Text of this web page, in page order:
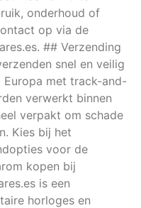
onderhoud of
op via de
## Verzending
snel en veilig
Europa met track-and-
verwerkt binnen
verpakt om schade
Kies bij het
voor de
kopen bij
is een
horloges en